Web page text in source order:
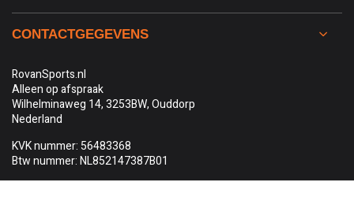
CONTACTGEGEVENS
RovanSports.nl
Alleen op afspraak
Wilhelminaweg 14, 3253BW, Ouddorp
Nederland
KVK nummer: 56483368
Btw nummer: NL852147387B01